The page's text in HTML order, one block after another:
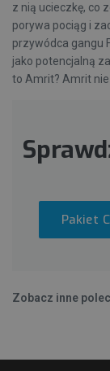
z nią ucieczkę, co
porywa pociąg i
przywódca gangu
jako potencjalną
to Amrit? Amrit nie
Pakiet
Zobacz inne